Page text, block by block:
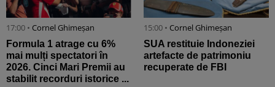
17:00 • Cornel Ghimeșan
Formula 1 atrage cu 6%
mai mulți spectatori în
2026. Cinci Mari Premii au
stabilit recorduri istorice ...
15:00 • Cornel Ghimeșan
SUA restituie Indoneziei
artefacte de patrimoniu
recuperate de FBI